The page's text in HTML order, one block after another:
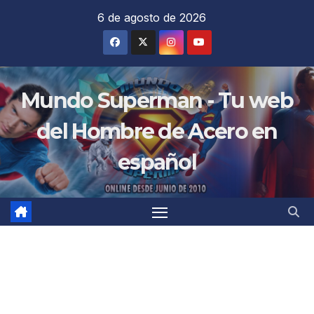
6 de agosto de 2026
Mundo Superman - Tu web
del Hombre de Acero en
español